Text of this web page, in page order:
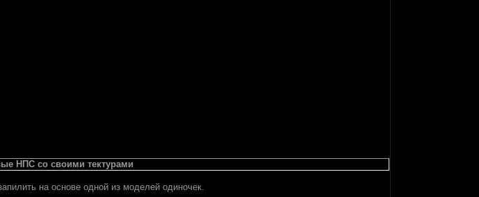
НПС со своими тектурами
на основе одной из моделей одиночек.